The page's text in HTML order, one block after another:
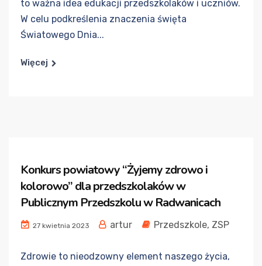
to ważna idea edukacji przedszkolaków i uczniów.
W celu podkreślenia znaczenia święta
Światowego Dnia...
Więcej
Konkurs powiatowy “Żyjemy zdrowo i
kolorowo” dla przedszkolaków w
Publicznym Przedszkolu w Radwanicach
27 kwietnia 2023 artur Przedszkole, ZSP
Zdrowie to nieodzowny element naszego życia,